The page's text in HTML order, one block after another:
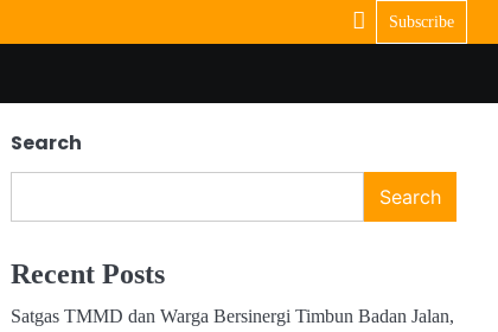
Subscribe
Search
Search
Recent Posts
Satgas TMMD dan Warga Bersinergi Timbun Badan Jalan,